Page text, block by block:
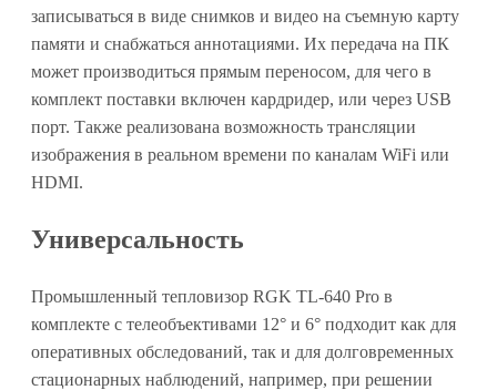
записываться в виде снимков и видео на съемную карту
памяти и снабжаться аннотациями. Их передача на ПК
может производиться прямым переносом, для чего в
комплект поставки включен кардридер, или через USB
порт. Также реализована возможность трансляции
изображения в реальном времени по каналам WiFi или
HDMI.
Универсальность
Промышленный тепловизор RGK TL-640 Pro в
комплекте с телеобъективами 12° и 6° подходит как для
оперативных обследований, так и для долговременных
стационарных наблюдений, например, при решении